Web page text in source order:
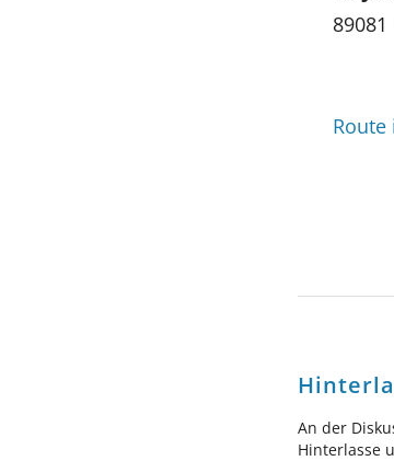
Route
An der
Hinterlasse